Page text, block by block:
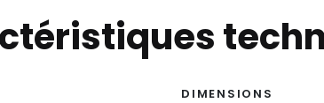
DIMENSIONS